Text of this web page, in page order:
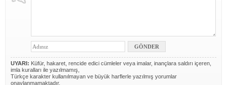
UYARI: Küfür, hakaret, rencide edici cümleler veya imalar, inançlara saldırı içeren,
imla kuralları ile yazılmamış,
Türkçe karakter kullanılmayan ve büyük harflerle yazılmış yorumlar
onaylanmamaktadır.